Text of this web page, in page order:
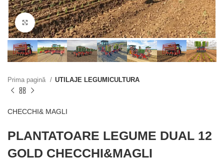
Click to enlarge
Prima pagină UTILAJE LEGUMICULTURA
CHECCHI& MAGLI
PLANTATOARE LEGUME DUAL 12
GOLD CHECCHI&MAGLI